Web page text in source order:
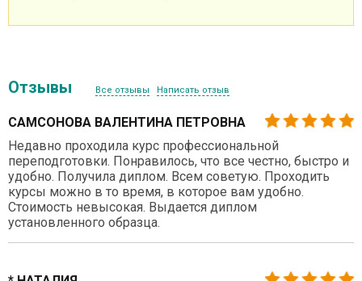
Отзывы Все отзывы Написать отзыв
САМСОНОВА ВАЛЕНТИНА ПЕТРОВНА
Недавно проходила курс профессиональной
переподготовки. Понравилось, что все честно, быстро и
удобно. Получила диплом. Всем советую. Проходить
курсы можно в то время, в которое вам удобно.
Стоимость невысокая. Выдается диплом
установленного образца.